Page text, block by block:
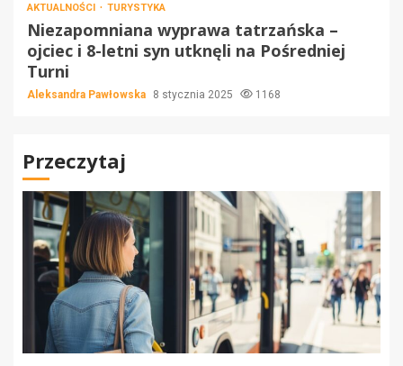
AKTUALNOŚCI TURYSTYKA
Niezapomniana wyprawa tatrzańska –
ojciec i 8-letni syn utknęli na Pośredniej
Turni
Aleksandra Pawłowska 8 stycznia 2025 1168
Przeczytaj